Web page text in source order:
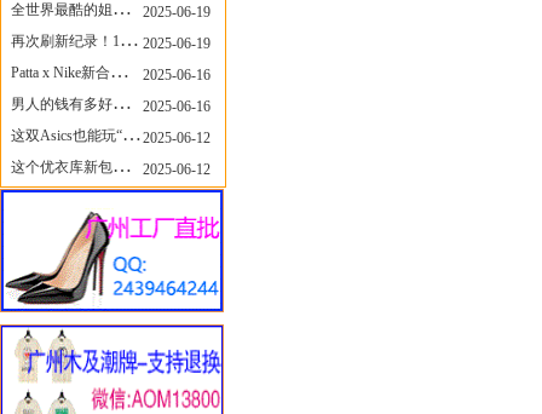
全世界最酷的姐姐，和Nike联名的鞋要来了！
2025-06-19
再次刷新纪录！14只 LABUBU 共拍出240万元
2025-06-19
Patta x Nike新合作提前泄露，这次的服饰周边也有亮点？
2025-06-16
男人的钱有多好赚？四个大学生创业卖短裤，年销8个亿！
2025-06-16
这双Asics也能玩“牛仔感”？TOGA联名即将登场！
2025-06-12
这个优衣库新包，能火起来吗？
2025-06-12